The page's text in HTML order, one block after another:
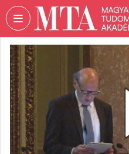
Skip header Skip menu Skip content
VIDEO TORIUM
HUNGARIAN
ACADEMY
OF
SCIENCES
Organization home